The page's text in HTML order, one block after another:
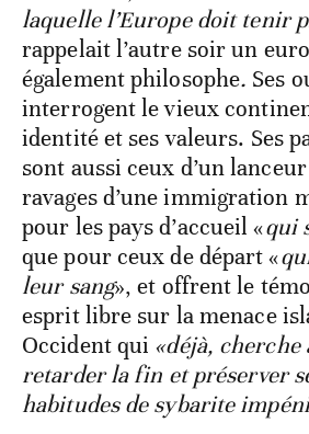
laquelle l’Europe doit tenir
rappelait l’autre soir un
également philosophe. Ses
interrogent le vieux
identité et ses valeurs. Ses
sont aussi ceux d’un
ravages d’une immigration
pour les pays d’accueil «qui
que pour ceux de départ «
leur sang», et offrent le
esprit libre sur la menace
Occident qui «déjà,
retarder la fin et préserver
habitudes de sybarite